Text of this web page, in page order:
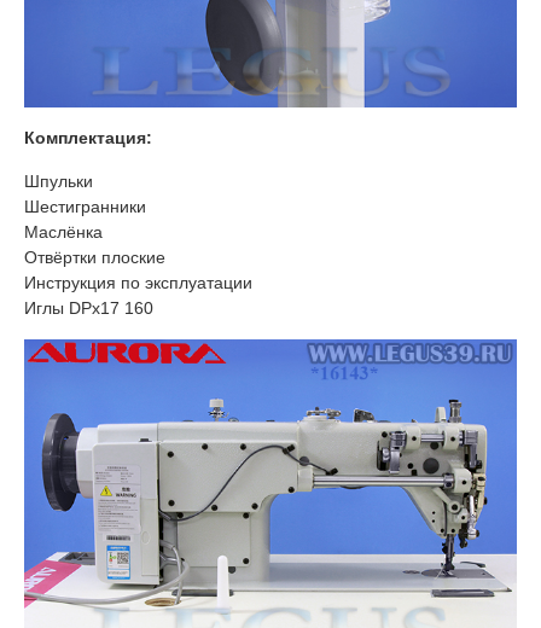
Комплектация:
Шпульки
Шестигранники
Маслёнка
Отвёртки плоские
Инструкция по эксплуатации
Иглы DPx17 160